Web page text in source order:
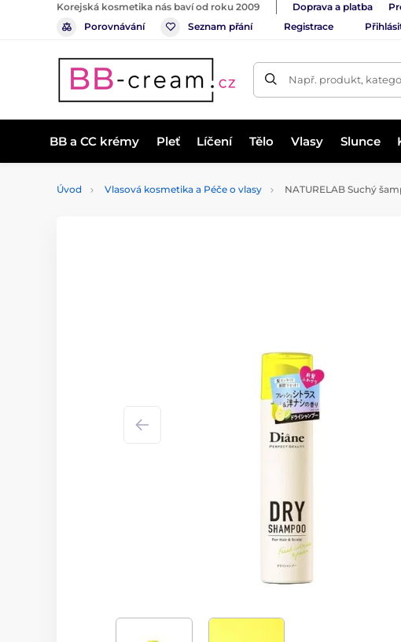
Korejská kosmetika nás baví od roku 2009 Doprava a platba
Porovnávání
Seznam přání Registrace
Např. produkt,
BB a CC krémy Pleť Líčení Tělo Vlasy Slunce
Úvod Vlasová kosmetika a Péče o vlasy NATURELAB Suchý